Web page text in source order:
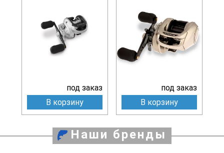
под заказ
В корзину
под заказ
В корзину
Наши бренды